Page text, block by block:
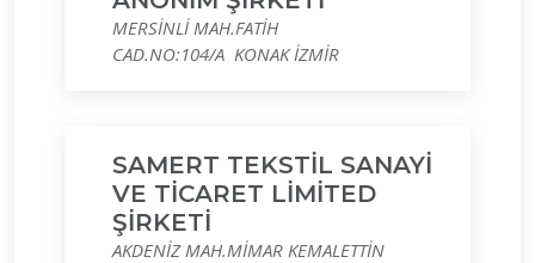
MERSİNLİ MAH.FATİH
CAD.NO:104/A KONAK İZMİR
SAMERT TEKSTİL SANAYİ
VE TİCARET LİMİTED
ŞİRKETİ
AKDENİZ MAH.MİMAR KEMALETTİN